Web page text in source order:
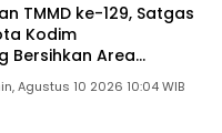
TMMD ke-129, Satgas
Kodim
Bersihkan Area
Agustus 10 2026 10:04 WIB